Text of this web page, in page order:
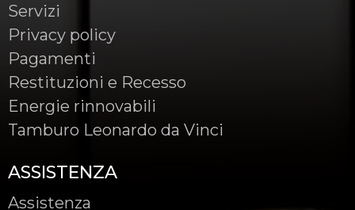
Servizi
Privacy policy
Pagamenti
Restituzioni e Recesso
Energie rinnovabili
Tamburo Leonardo da Vinci
ASSISTENZA
Assistenza